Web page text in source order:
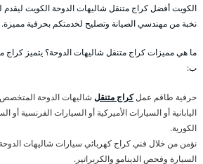
الكويت أفضل كراج متنقل شاليهات الدوحة الكويت
نخبة من مهندسي الصيانة وتصليح لخدمتكم بحرفية مميزة.
ما هي مميزات كراج متنقل شاليهات الدوحة؟ يتميز كراج
ب:
حرفية طاقم عملكراج متنقل شاليهات الدوحة
اليابانية أو السيارات الأميركية أو السيارات الفرنسية أو
الكورية.
نؤمن من خلال فني كراج كهربائي سيارات شاليهات
السيارة وفحص الدينامو والكربراتير.